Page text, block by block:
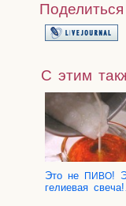
С этим
Это не ПИВО!
гели­е­вая